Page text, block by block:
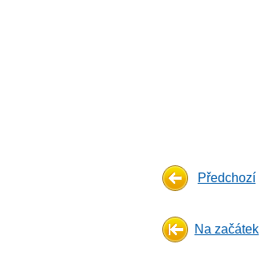
Předchozí
Na začátek